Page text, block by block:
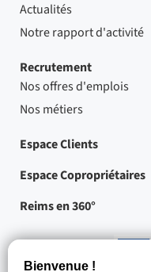
Actualités
Notre rapport d'activité
Recrutement
Nos offres d'emplois
Nos métiers
Espace Clients
Espace Copropriétaires
Reims en 360°